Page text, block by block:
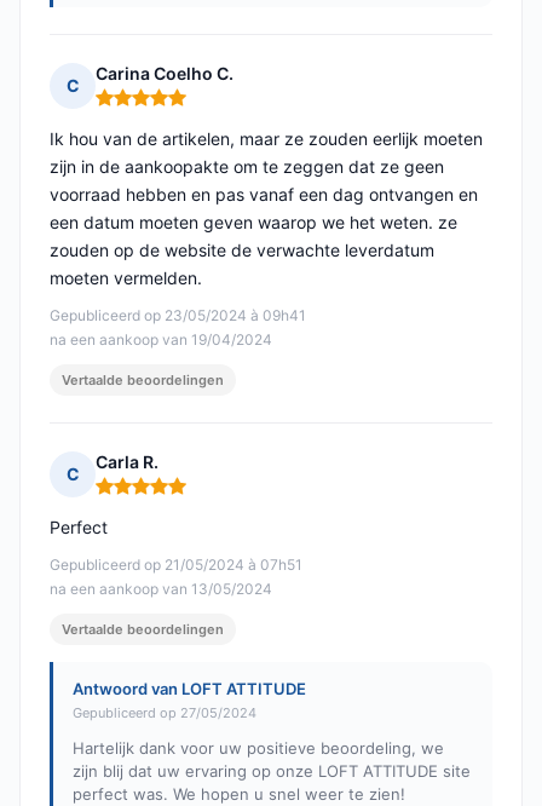
C
Carina Coelho C.
Opmerking: 5 van 5
Gepubliceerd op 23/05/2024 à 09h41
na een aankoop van 19/04/2024
Ik hou van de artikelen, maar ze zouden eerlijk moeten
zijn in de aankoopakte om te zeggen dat ze geen
voorraad hebben en pas vanaf een dag ontvangen en
een datum moeten geven waarop we het weten. ze
zouden op de website de verwachte leverdatum
moeten vermelden.
Vertaalde beoordelingen
C
Carla R.
Opmerking: 5 van 5
Gepubliceerd op 21/05/2024 à 07h51
na een aankoop van 13/05/2024
Perfect
Vertaalde beoordelingen
Antwoord van LOFT ATTITUDE
Gepubliceerd op 27/05/2024
Hartelijk dank voor uw positieve beoordeling, we
zijn blij dat uw ervaring op onze LOFT ATTITUDE site
perfect was. We hopen u snel weer te zien!